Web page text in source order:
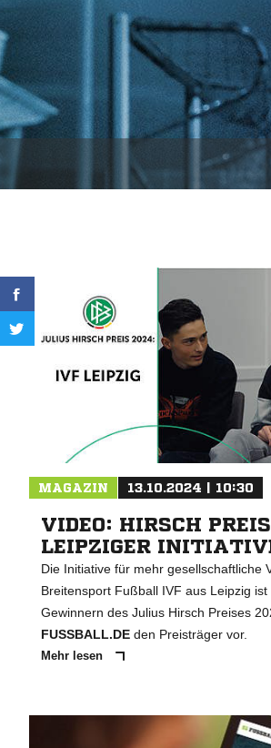
MAGAZIN 13.10.2024 | 10:30
VIDEO: HIRSCH
LEIPZIGER
Die Initiative für mehr gesellschaftliche
Breitensport Fußball IVF aus Leipzig
Gewinnern des Julius Hirsch Preises
FUSSBALL.DE den Preisträger vor.
Mehr lesen